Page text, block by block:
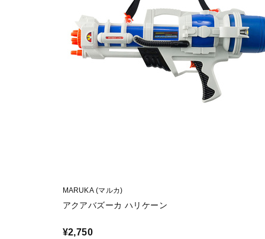
MARUKA (マルカ)
アクアバズーカ ハリケーン
¥2,750